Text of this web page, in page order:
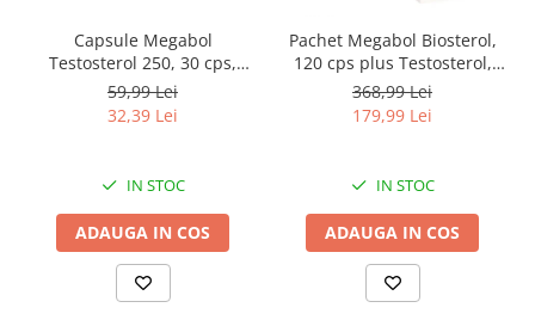
Capsule Megabol
Testosterol 250, 30 cps,
puternic anabolizant
natural, creste nivelul de
testosteron
59,99 Lei
32,39 Lei
IN STOC
ADAUGA IN COS
Pachet Megabol Biosterol,
120 cps plus Testosterol,
120 cps, stimulare
testosteron si hormon de
crestere, inhibare estrogen
368,99 Lei
179,99 Lei
IN STOC
ADAUGA IN COS